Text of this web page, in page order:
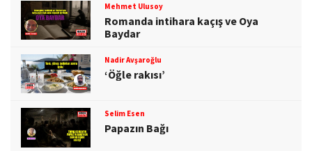
Mehmet Ulusoy
Romanda intihara kaçış ve Oya
Baydar
Nadir Avşaroğlu
‘Öğle rakısı’
Selim Esen
Papazın Bağı